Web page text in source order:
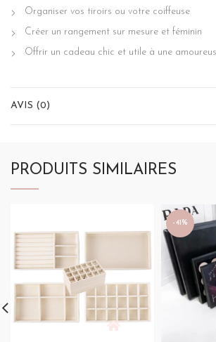
Organiser vos tiroirs ou votre coiffeuse
Créer un rangement sur mesure et féminin
Offrir un cadeau chic et utile à une
AVIS (0)
PRODUITS SIMILAIRES
-41%